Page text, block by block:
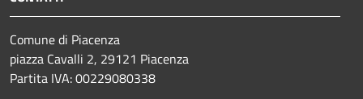
Comune di Piacenza
piazza Cavalli 2, 29121 Piacenza
Partita IVA: 00229080338